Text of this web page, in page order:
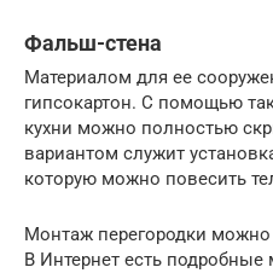
Фальш-стена
Материалом для ее
гипсокартон. С помощью
кухни можно полностью
вариантом служит
которую можно повесить
Монтаж перегородки
В Интернет есть подробные